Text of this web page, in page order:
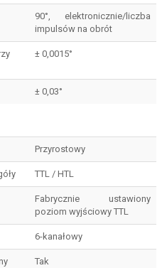
90°, elektronicznie/liczba
impulsów na obrót
± 0,0015°
± 0,03°
Przyrostowy
TTL / HTL
Fabrycznie ustawiony
poziom wyjściowy TTL
6-kanałowy
Tak